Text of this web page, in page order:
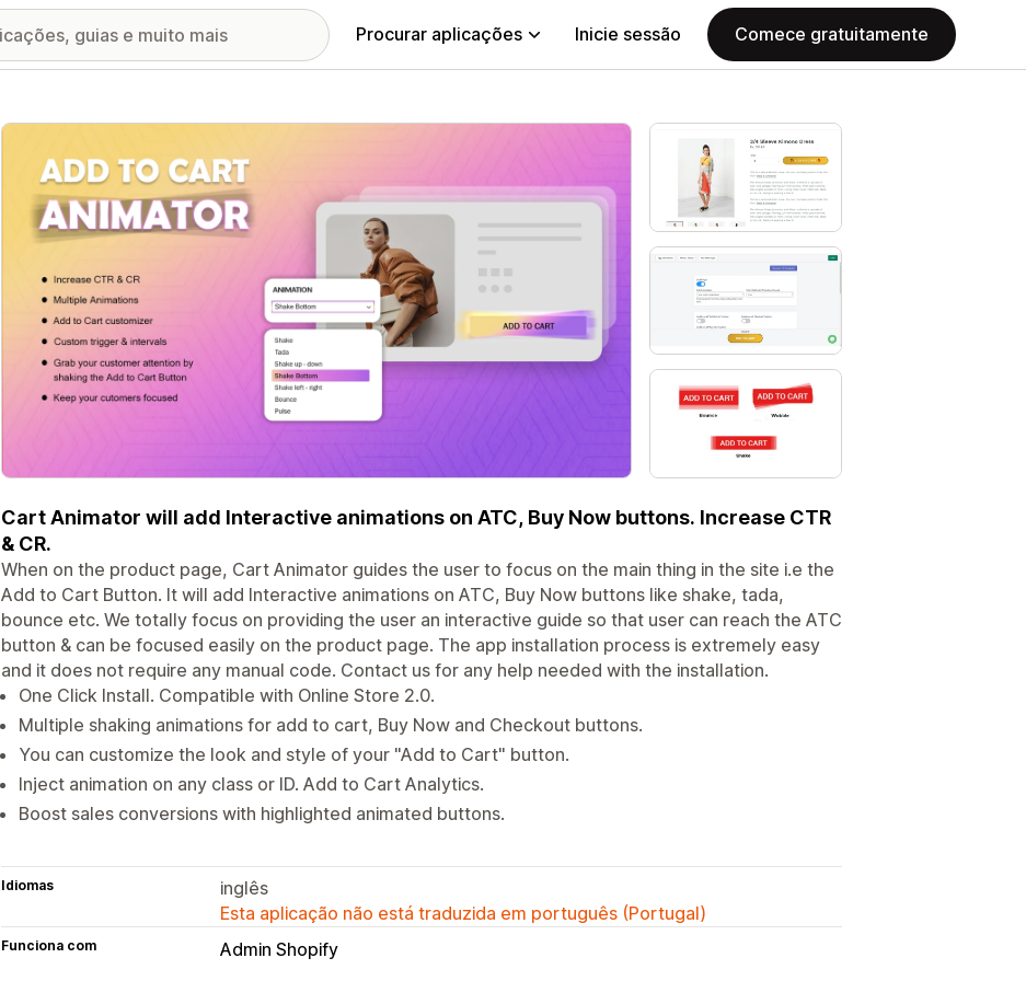
Procurar aplicações Inicie sessão Comece gratuitamente
Galeria de imagens em destaque
Cart Animator will add Interactive animations on ATC, Buy Now buttons. Increase CTR
& CR.
When on the product page, Cart Animator guides the user to focus on the main thing in the site i.e the
Add to Cart Button. It will add Interactive animations on ATC, Buy Now buttons like shake, tada,
bounce etc. We totally focus on providing the user an interactive guide so that user can reach the ATC
button & can be focused easily on the product page. The app installation process is extremely easy
and it does not require any manual code. Contact us for any help needed with the installation.
One Click Install. Compatible with Online Store 2.0.
Multiple shaking animations for add to cart, Buy Now and Checkout buttons.
You can customize the look and style of your "Add to Cart" button.
Inject animation on any class or ID. Add to Cart Analytics.
Boost sales conversions with highlighted animated buttons.
Idiomas
inglês
Esta aplicação não está traduzida em português (Portugal)
Funciona com Admin Shopify